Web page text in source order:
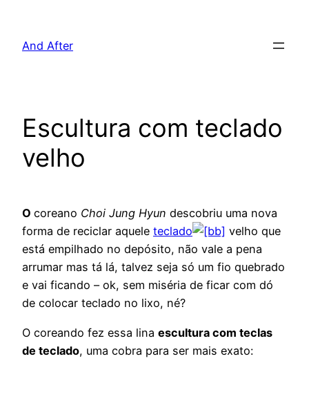
And After
Escultura com teclado
velho
O coreano Choi Jung Hyun descobriu uma nova
forma de reciclar aquele teclado
velho que
está empilhado no depósito, não vale a pena
arrumar mas tá lá, talvez seja só um fio quebrado
e vai ficando – ok, sem miséria de ficar com dó
de colocar teclado no lixo, né?
O coreando fez essa lina escultura com teclas
de teclado, uma cobra para ser mais exato: